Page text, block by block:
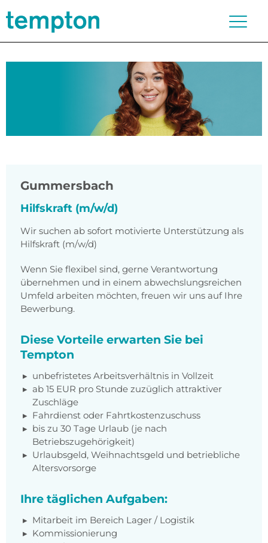
Gummersbach
Hilfskraft (m/w/d)
Wir suchen ab sofort motivierte Unterstützung als
Hilfskraft (m/w/d)
Wenn Sie flexibel sind, gerne Verantwortung
übernehmen und in einem abwechslungsreichen
Umfeld arbeiten möchten, freuen wir uns auf Ihre
Bewerbung.
Diese Vorteile erwarten Sie bei
Tempton
unbefristetes Arbeitsverhältnis in Vollzeit
ab 15 EUR pro Stunde zuzüglich attraktiver
Zuschläge
Fahrdienst oder Fahrtkostenzuschuss
bis zu 30 Tage Urlaub (je nach
Betriebszugehörigkeit)
Urlaubsgeld, Weihnachtsgeld und betriebliche
Altersvorsorge
Ihre täglichen Aufgaben:
Mitarbeit im Bereich Lager / Logistik
Kommissionierung